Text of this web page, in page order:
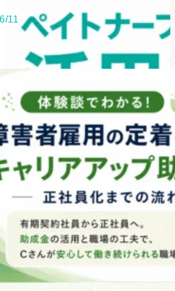
11
ファクタリング
ペイトナーファクタリングの活用
法｜中小企業・個...